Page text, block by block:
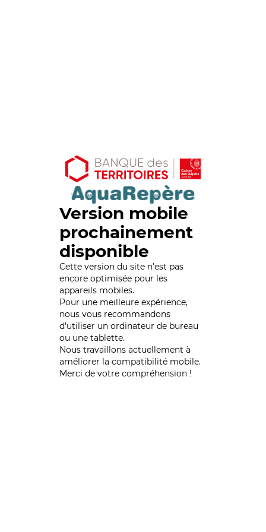
Version mobile
prochainement
disponible
Cette version du site n’est pas
encore optimisée pour les
appareils mobiles.
Pour une meilleure expérience,
nous vous recommandons
d'utiliser un ordinateur de bureau
ou une tablette.
Nous travaillons actuellement à
améliorer la compatibilité mobile.
Merci de votre compréhension !